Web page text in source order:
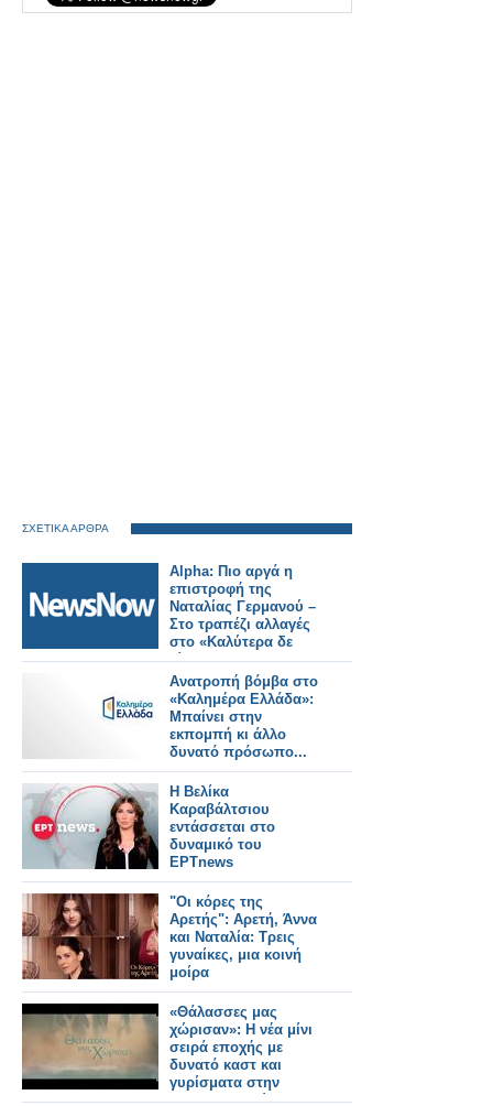
ΣΧΕΤΙΚΑ ΑΡΘΡΑ
Alpha: Πιο αργά η
επιστροφή της
Ναταλίας Γερμανού –
Στο τραπέζι αλλαγές
στο «Καλύτερα δε
γίνεται»
Ανατροπή βόμβα στο
«Καλημέρα Ελλάδα»:
Μπαίνει στην
εκπομπή κι άλλο
δυνατό πρόσωπο...
Η Βελίκα
Καραβάλτσιου
εντάσσεται στο
δυναμικό του
ΕΡΤnews
"Οι κόρες της
Αρετής": Αρετή, Άννα
και Ναταλία: Τρεις
γυναίκες, μια κοινή
μοίρα
«Θάλασσες μας
χώρισαν»: Η νέα μίνι
σειρά εποχής με
δυνατό καστ και
γυρίσματα στην
Κωνσταντινούπολη -